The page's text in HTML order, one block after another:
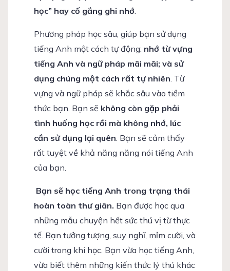
học” hay cố gắng ghi nhớ
Phương pháp học sâu, giúp bạn sử dụng
tiếng Anh một cách tự động: nhớ từ vựng
tiếng Anh và ngữ pháp mãi mãi; và sử
dụng chúng một cách rất tự nhiên. Từ
vựng và ngữ pháp sẽ khắc sâu vào tiềm
thức bạn. Bạn sẽ không còn gặp phải
tình huống học rồi mà không nhớ, lúc
cần sử dụng lại quên. Bạn sẽ cảm thấy
rất tuyệt về khả năng năng nói tiếng Anh
của bạn.
Bạn sẽ học tiếng Anh trong trạng thái
hoàn toàn thư giãn. Bạn được học qua
những mẫu chuyện hết sức thú vị từ thực
tế. Bạn tưởng tượng, suy nghĩ, mỉm cười, và
cười trong khi học. Bạn vừa học tiếng Anh,
vừa biết thêm những kiến thức lý thú khác